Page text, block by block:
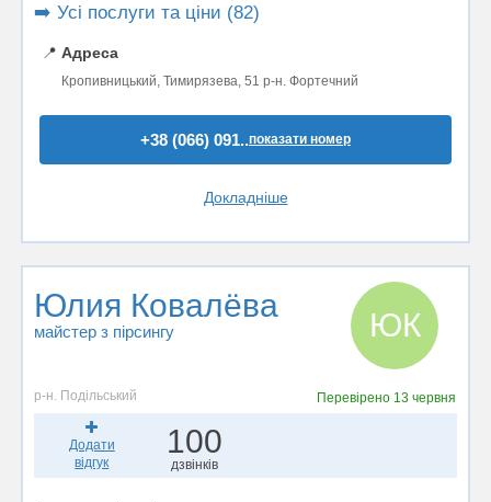
➡️ Усі послуги та ціни (82)
📍 Адреса
Кропивницький, Тимирязева, 51 р-н. Фортечний
+38 (066) 091..показати номер
Докладніше
Юлия Ковалёва
майстер з пірсингу ЮК
р-н. Подільський Перевірено 13 червня
Додати
відгук
100
дзвінків